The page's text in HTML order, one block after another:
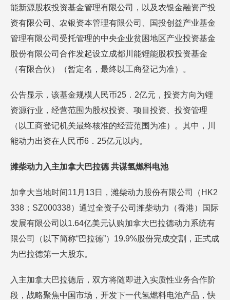
能新源股权投资基金管理有限公司，以及农银金融资产投
资有限公司、农银资本管理有限公司、国投创益产业基金
管理有限公司受托管理的中央企业贫困地区产业投资基金
股份有限公司合作发起设立成都川能锂能股权投资基金
（有限合伙）（暂定名，最终以工商登记为准）。
公告显示，该基金规模人民币25．2亿元，投资方向为锂
资源行业，经营范围为股权投资、项目投资、投资管理
（以工商登记机关最终核准的经营范围为准）。其中，川
能动力出资在人民币6．25亿元以内。
潍柴动力入主加拿大巴拉德 共谋氢燃料电池
加拿大当地时间11月13日，潍柴动力股份有限公司（HK2
338；SZ000338）通过全资子公司潍柴动力（香港）国际
发展有限公司以1.64亿美元认购加拿大巴拉德动力系统有
限公司（以下简称“巴拉德”）19.9%股份完成交割，正式成
为巴拉德第一大股东。
入主加拿大巴拉德后，双方将随即进入实质性业务合作阶
段，战略聚焦中国市场，开发下一代氢燃料电池产品，快